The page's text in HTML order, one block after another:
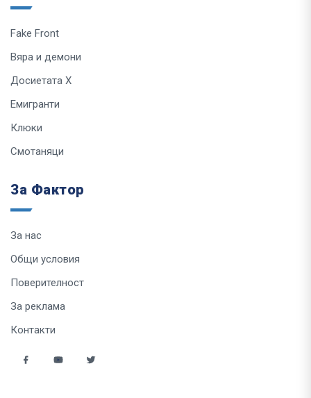
Fake Front
Вяра и демони
Досиетата Х
Емигранти
Клюки
Смотаняци
За Фактор
За нас
Общи условия
Поверителност
За реклама
Контакти